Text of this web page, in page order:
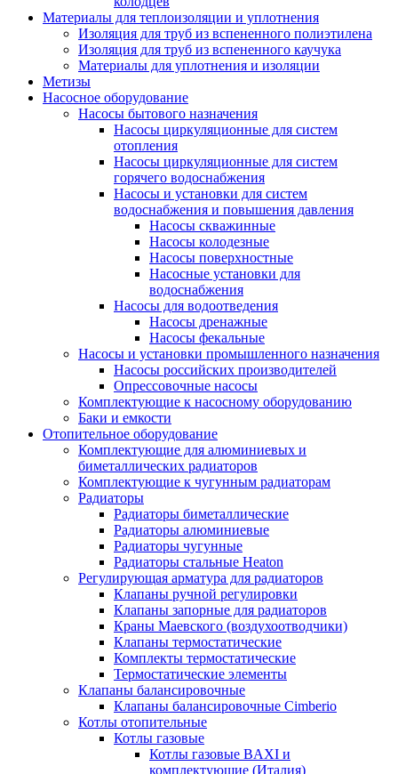
Материалы для теплоизоляции и уплотнения
Изоляция для труб из вспененного полиэтилена
Изоляция для труб из вспененного каучука
Материалы для уплотнения и изоляции
Метизы
Насосное оборудование
Насосы бытового назначения
Насосы циркуляционные для систем
отопления
Насосы циркуляционные для систем
горячего водоснабжения
Насосы и установки для систем
водоснабжения и повышения давления
Насосы скважинные
Насосы колодезные
Насосы поверхностные
Насосные установки для
водоснабжения
Насосы для водоотведения
Насосы дренажные
Насосы фекальные
Насосы и установки промышленного назначения
Насосы российских производителей
Опрессовочные насосы
Комплектующие к насосному оборудованию
Баки и емкости
Отопительное оборудование
Комплектующие для алюминиевых и
биметаллических радиаторов
Комплектующие к чугунным радиаторам
Радиаторы
Радиаторы биметаллические
Радиаторы алюминиевые
Радиаторы чугунные
Радиаторы стальные Heaton
Регулирующая арматура для радиаторов
Клапаны ручной регулировки
Клапаны запорные для радиаторов
Краны Маевского (воздухоотводчики)
Клапаны термостатические
Комплекты термостатические
Термостатические элементы
Клапаны балансировочные
Клапаны балансировочные Cimberio
Котлы отопительные
Котлы газовые
Котлы газовые BAXI и
комплектующие (Италия)